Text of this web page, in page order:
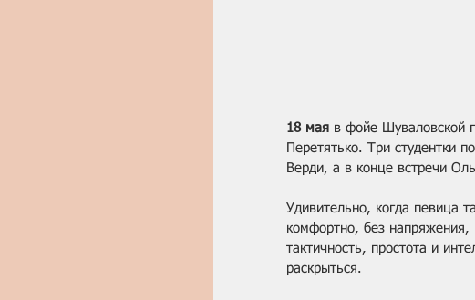
18 мая в фойе Шуваловской
Перетятько. Три студентки
Верди, а в конце встречи
Удивительно, когда певица
комфортно, без
тактичность, простота и
раскрыться.